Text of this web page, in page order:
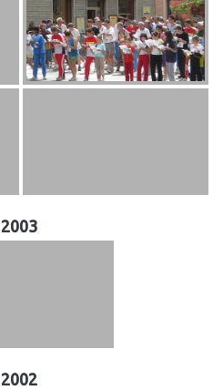
2003
2002